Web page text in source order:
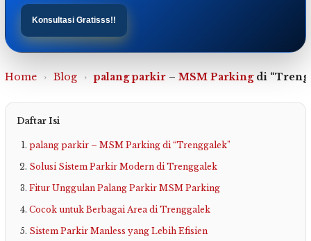
Konsultasi Gratisss!!
Home › Blog › palang parkir – MSM Parkingdi
Daftar Isi
palang parkir – MSM Parking di “Trenggalek”
Solusi Sistem Parkir Modern di Trenggalek
Fitur Unggulan Palang Parkir MSM Parking
Cocok untuk Berbagai Area di Trenggalek
Sistem Parkir Manless yang Lebih Efisien